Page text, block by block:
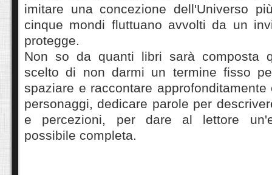
imitare una concezione dell'Universo
cinque mondi fluttuano avvolti da un
protegge.
Non so da quanti libri sarà composta
scelto di non darmi un termine fisso
spaziare e raccontare
personaggi, dedicare parole per
e percezioni, per dare al lettore
possibile completa.